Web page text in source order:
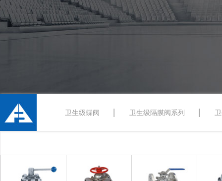
蝶阀 卫生级隔膜阀系列 卫生级球阀系
卫生级蝶阀 卫生级隔膜阀系列